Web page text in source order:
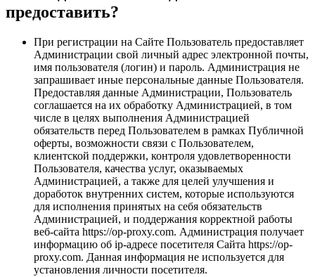
предоставить?
При регистрации на Сайте Пользователь предоставляет
Администрации свой личный адрес электронной почты,
имя пользователя (логин) и пароль. Администрация не
запрашивает иные персональные данные Пользователя.
Предоставляя данные Администрации, Пользователь
соглашается на их обработку Администрацией, в том
числе в целях выполнения Администрацией
обязательств перед Пользователем в рамках Публичной
оферты, возможности связи с Пользователем,
клиентской поддержки, контроля удовлетворенности
Пользователя, качества услуг, оказываемых
Администрацией, а также для целей улучшения и
доработок внутренних систем, которые используются
для исполнения принятых на себя обязательств
Администрацией, и поддержания корректной работы
веб-сайта https://op-proxy.com. Администрация получает
информацию об ip-адресе посетителя Сайта https://op-
proxy.com. Данная информация не используется для
установления личности посетителя.